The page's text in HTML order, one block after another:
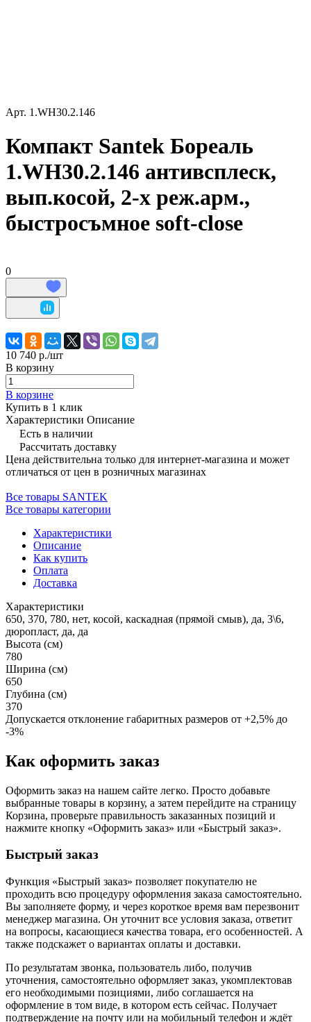
Арт. 1.WH30.2.146
Компакт Santek Бореаль
1.WH30.2.146 антивсплеск,
вып.косой, 2-х реж.арм.,
быстросъмное soft-close
0
10 740 р./шт
В корзину
В корзине
Купить в 1 клик
Характеристики Описание
Есть в наличии
Рассчитать доставку
Цена действительна только для интернет-магазина и может
отличаться от цен в розничных магазинах
Все товары SANTEK
Все товары категории
Характеристики
Описание
Как купить
Оплата
Доставка
Характеристики
650, 370, 780, нет, косой, каскадная (прямой смыв), да, 3\6,
дюропласт, да, да
Высота (см)
780
Ширина (см)
650
Глубина (см)
370
Допускается отклонение габаритных размеров от +2,5% до
-3%
Как оформить заказ
Оформить заказ на нашем сайте легко. Просто добавьте
выбранные товары в корзину, а затем перейдите на страницу
Корзина, проверьте правильность заказанных позиций и
нажмите кнопку «Оформить заказ» или «Быстрый заказ».
Быстрый заказ
Функция «Быстрый заказ» позволяет покупателю не
проходить всю процедуру оформления заказа самостоятельно.
Вы заполняете форму, и через короткое время вам перезвонит
менеджер магазина. Он уточнит все условия заказа, ответит
на вопросы, касающиеся качества товара, его особенностей. А
также подскажет о вариантах оплаты и доставки.
По результатам звонка, пользователь либо, получив
уточнения, самостоятельно оформляет заказ, укомплектовав
его необходимыми позициями, либо соглашается на
оформление в том виде, в котором есть сейчас. Получает
подтверждение на почту или на мобильный телефон и ждёт